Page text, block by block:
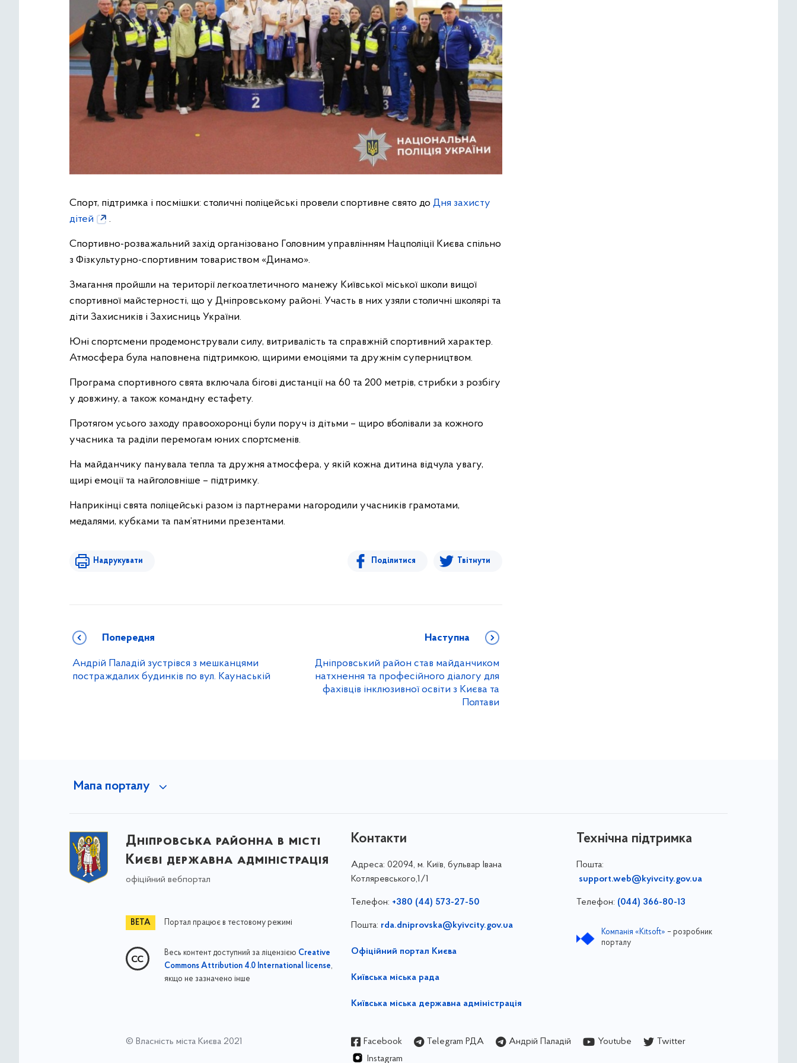
Спорт, підтримка і посмішки: столичні поліцейські провели спортивне свято до Дня захисту
дітей
.
Спортивно-розважальний захід організовано Головним управлінням Нацполіції Києва спільно
з Фізкультурно-спортивним товариством «Динамо».
Змагання пройшли на території легкоатлетичного манежу Київської міської школи вищої
спортивної майстерності, що у Дніпровському районі. Участь в них узяли столичні школярі та
діти Захисників і Захисниць України.
Юні спортсмени продемонстрували силу, витривалість та справжній спортивний характер.
Атмосфера була наповнена підтримкою, щирими емоціями та дружнім суперництвом.
Програма спортивного свята включала бігові дистанції на 60 та 200 метрів, стрибки з розбігу
у довжину, а також командну естафету.
Протягом усього заходу правоохоронці були поруч із дітьми – щиро вболівали за кожного
учасника та раділи перемогам юних спортсменів.
На майданчику панувала тепла та дружня атмосфера, у якій кожна дитина відчула увагу,
щирі емоції та найголовніше – підтримку.
Наприкінці свята поліцейські разом із партнерами нагородили учасників грамотами,
медалями, кубками та пам’ятними презентами.
Надрукувати Поділитися Твітнути
Попередня
Андрій Паладій зустрівся з мешканцями
постраждалих будинків по вул. Каунаській
Наступна
Дніпровський район став майданчиком
натхнення та професійного діалогу для
фахівців інклюзивної освіти з Києва та
Полтави
Мапа порталу
Дніпровська районна в місті
Києві державна адміністрація
офіційний вебпортал
Портал працює в тестовому режимі
Весь контент доступний за ліцензією Creative
Commons Attribution 4.0 International license,
якщо не зазначено інше
Контакти
Адреса: 02094, м. Київ, бульвар Івана
Котляревського,1/1
Телефон: +380 (44) 573-27-50
Пошта: rda.dniprovska@kyivcity.gov.ua
Офіційний портал Києва
Київська міська рада
Київська міська державна адміністрація
Технічна підтримка
Пошта:
support.web@kyivcity.gov.ua
Телефон: (044) 366-80-13
Компанія «Kitsoft» – розробник
порталу
© Власність міста Києва 2021 Facebook Telegram РДА Андрій Паладій Youtube
Twitter
Instagram